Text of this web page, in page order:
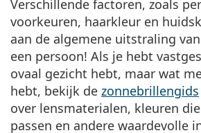
Verschillende factoren, zoals
voorkeuren, haarkleur en
aan de algemene uitstraling
een persoon! Als je hebt
ovaal gezicht hebt, maar wat
hebt, bekijk de zonnebrillengids
over lensmaterialen, kleuren
passen en andere waardevolle